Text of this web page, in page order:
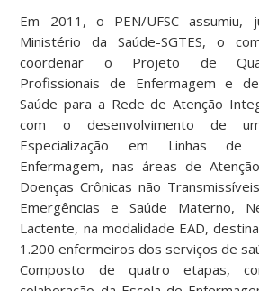
Em 2011, o PEN/UFSC assumiu,
Ministério da Saúde-SGTES, o
coordenar o Projeto de
Profissionais de Enfermagem e
Saúde para a Rede de Atenção
com o desenvolvimento de
Especialização em Linhas de
Enfermagem, nas áreas de
Doenças Crônicas não
Emergências e Saúde Materno,
Lactente, na modalidade EAD,
1.200 enfermeiros dos serviços de
Composto de quatro etapas,